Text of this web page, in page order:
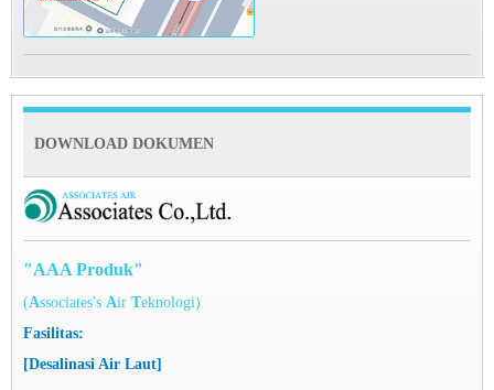
DOWNLOAD DOKUMEN
"AAA Produk"
(Associates's Air Teknologi)
Fasilitas:
[Desalinasi Air Laut]